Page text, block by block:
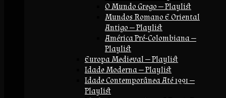
O Mundo Grego — Playlist
Mundos Romano E Oriental
Antigo — Playlist
América Pré-Colombiana —
Playlist
Europa Medieval — Playlist
Idade Moderna — Playlist
Idade Contemporânea Até 1991 —
Playlist